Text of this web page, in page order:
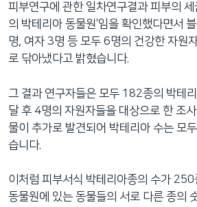
로
이
검
으
등
피부연구에 관한 일차연구결과 피부의 세
의 박테리아 동물원’임을 확인했다면서
명, 여자 3명 등 모두 6명의 건강한 자원
로 닦아냈다고 밝혔습니다.
그 결과 연구자들은 모두 182종의 박테
달 후 4명의 자원자들을 대상으로 한 조
물이 추가로 발견되어 박테리아 수는 모
습니다.
이처럼 피부서식 박테리아종의 수가
동물원에 있는 동물들의 서로 다른 종의